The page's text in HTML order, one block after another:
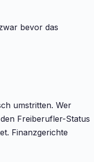
bevor das
umstritten. Wer
Freiberufler-Status
Finanzgerichte